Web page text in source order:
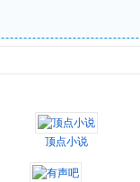
顶点小说